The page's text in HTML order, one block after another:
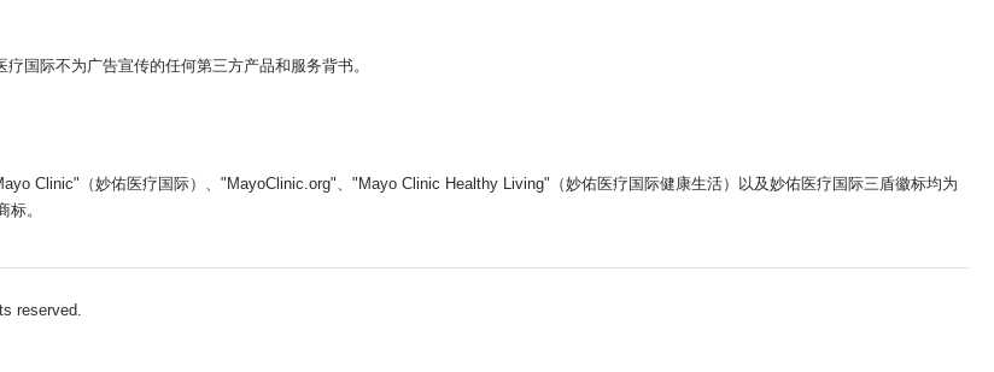
国际不为广告宣传的任何第三方产品和服务背书。
Clinic"（妙佑医疗国际）、"MayoClinic.org"、"Mayo Clinic Healthy Living"（妙佑医疗国际健康生活）以及妙佑医疗国际三盾徽标均为
。
reserved.